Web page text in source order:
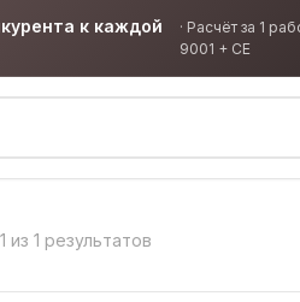
к каждой
· Расчёт за 1
9001 + CE
1 из 1 результатов